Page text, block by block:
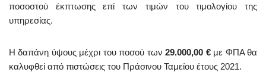
ποσοστού έκπτωσης επί των τιμών του τιμολογίου της
υπηρεσίας.
Η δαπάνη ύψους μέχρι του ποσού των29.000,00 €με ΦΠΑ θα
καλυφθεί από πιστώσεις του Πράσινου Ταμείου έτους 2021.